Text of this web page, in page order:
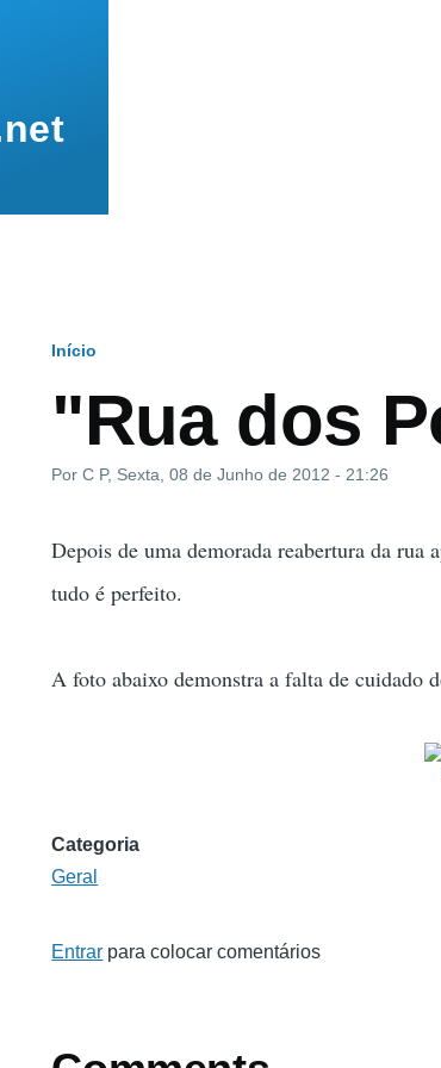
estrutural
Início
"Rua dos
PorC P, Sexta, 08 de Junho de 2012 - 21:26
Depois de uma demorada reabertura da rua
tudo é perfeito.
A foto abaixo demonstra a falta de cuidado
Categoria
Geral
Entrar para colocar comentários